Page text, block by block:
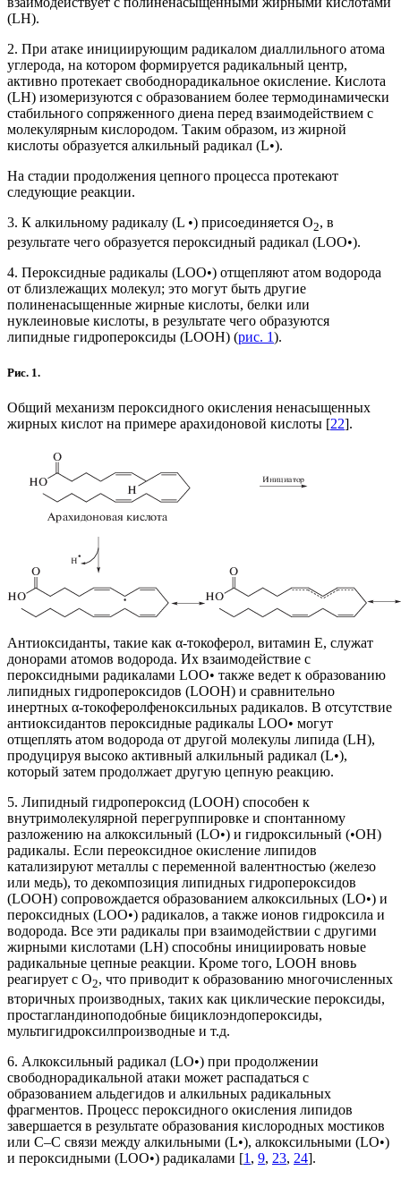
(LH).
2. При атаке инициирующим радикалом диаллильного атома
углерода, на котором формируется радикальный центр,
активно протекает свободнорадикальное окисление. Кислота
(LH) изомеризуются с образованием более термодинамически
стабильного сопряженного диена перед взаимодействием с
молекулярным кислородом. Таким образом, из жирной
кислоты образуется алкильный радикал (L•).
На стадии продолжения цепного процесса протекают
следующие реакции.
3. К алкильному радикалу (L •) присоединяется О2, в
результате чего образуется пероксидный радикал (LОО•).
4. Пероксидные радикалы (LОО•) отщепляют атом водорода
от близлежащих молекул; это могут быть другие
полиненасыщенные жирные кислоты, белки или
нуклеиновые кислоты, в результате чего образуются
липидные гидропероксиды (LООH) (рис. 1).
Рис. 1.
Общий механизм пероксидного окисления ненасыщенных
жирных кислот на примере арахидоновой кислоты [22].
Антиоксиданты, такие как α-токоферол, витамин E, служат
донорами атомов водорода. Их взаимодействие с
пероксидными радикалами LОО• также ведет к образованию
липидных гидропероксидов (LООH) и сравнительно
инертных α‑токоферолфеноксильных радикалов. В отсутствие
антиоксидантов пероксидные радикалы LОО• могут
отщеплять атом водорода от другой молекулы липида (LH),
продуцируя высоко активный алкильный радикал (L•),
который затем продолжает другую цепную реакцию.
5. Липидный гидропероксид (LООH) способен к
внутримолекулярной перегруппировке и спонтанному
разложению на алкоксильный (LO•) и гидроксильный (•ОH)
радикалы. Если переоксидное окисление липидов
катализируют металлы с переменной валентностью (железо
или медь), то декомпозиция липидных гидропероксидов
(LООH) сопровождается образованием алкоксильных (LО•) и
пероксидных (LОО•) радикалов, а также ионов гидроксила и
водорода. Все эти радикалы при взаимодействии с другими
жирными кислотами (LH) способны инициировать новые
радикальные цепные реакции. Кроме того, LOOН вновь
реагирует с О2, что приводит к образованию многочисленных
вторичных производных, таких как циклические пероксиды,
простагландиноподобные бициклоэндопероксиды,
мультигидроксилпроизводные и т.д.
6. Алкоксильный радикал (LO•) при продолжении
свободнорадикальной атаки может распадаться с
образованием альдегидов и алкильных радикальных
фрагментов. Процесс пероксидного окисления липидов
завершается в результате образования кислородных мостиков
или С–С связи между алкильными (L•), алкоксильными (LO•)
и пероксидными (LОО•) радикалами [1 , 9, 23, 24].